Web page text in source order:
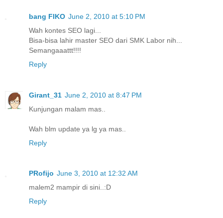
bang FIKO June 2, 2010 at 5:10 PM
Wah kontes SEO lagi...
Bisa-bisa lahir master SEO dari SMK Labor nih...
Semangaaattt!!!!
Reply
Girant_31 June 2, 2010 at 8:47 PM
Kunjungan malam mas..
Wah blm update ya lg ya mas..
Reply
PRofijo June 3, 2010 at 12:32 AM
malem2 mampir di sini..:D
Reply